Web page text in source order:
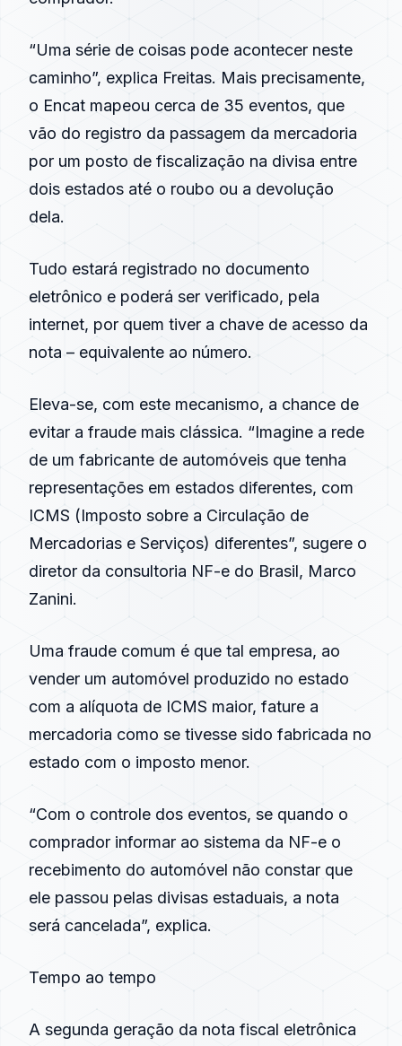
“Uma série de coisas pode acontecer neste
caminho”, explica Freitas. Mais precisamente,
o Encat mapeou cerca de 35 eventos, que
vão do registro da passagem da mercadoria
por um posto de fiscalização na divisa entre
dois estados até o roubo ou a devolução
dela.
Tudo estará registrado no documento
eletrônico e poderá ser verificado, pela
internet, por quem tiver a chave de acesso da
nota – equivalente ao número.
Eleva-se, com este mecanismo, a chance de
evitar a fraude mais clássica. “Imagine a rede
de um fabricante de automóveis que tenha
representações em estados diferentes, com
ICMS (Imposto sobre a Circulação de
Mercadorias e Serviços) diferentes”, sugere o
diretor da consultoria NF-e do Brasil, Marco
Zanini.
Uma fraude comum é que tal empresa, ao
vender um automóvel produzido no estado
com a alíquota de ICMS maior, fature a
mercadoria como se tivesse sido fabricada no
estado com o imposto menor.
“Com o controle dos eventos, se quando o
comprador informar ao sistema da NF-e o
recebimento do automóvel não constar que
ele passou pelas divisas estaduais, a nota
será cancelada”, explica.
Tempo ao tempo
A segunda geração da nota fiscal eletrônica